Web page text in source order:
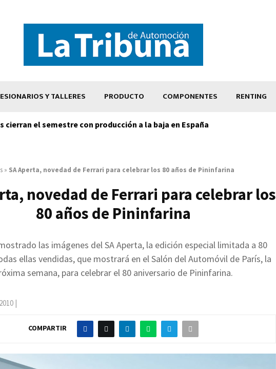
Y TALLERES PRODUCTO COMPONENTES RENTING
cierran el semestre con producción a la baja en España
» SA Aperta, novedad de Ferrari para celebrar los 80 años de Pininfarina
novedad de Ferrari para celebrar los
80 años de Pininfarina
las imágenes del SA Aperta, la edición especial limitada a 80
ellas vendidas, que mostrará en el Salón del Automóvil de París, la
semana, para celebrar el 80 aniversario de Pininfarina.
|
COMPARTIR